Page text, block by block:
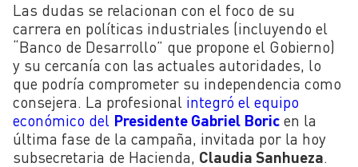
Las dudas se relacionan con el foco de su
carrera en políticas industriales (incluyendo el
“Banco de Desarrollo” que propone el Gobierno)
y su cercanía con las actuales autoridades, lo
que podría comprometer su independencia como
consejera. La profesional integró el equipo
económico del Presidente Gabriel Boric en la
última fase de la campaña, invitada por la hoy
subsecretaria de Hacienda, Claudia Sanhueza.